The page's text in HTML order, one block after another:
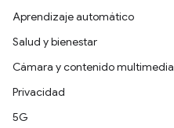
Aprendizaje automático
Salud y bienestar
Cámara y contenido multimedia
Privacidad
5G